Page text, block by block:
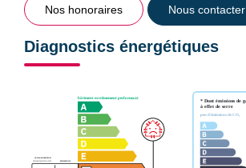
Nos honoraires Nous contacter
Diagnostics énergétiques